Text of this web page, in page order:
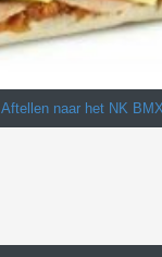
Aftellen naar het NK BMX